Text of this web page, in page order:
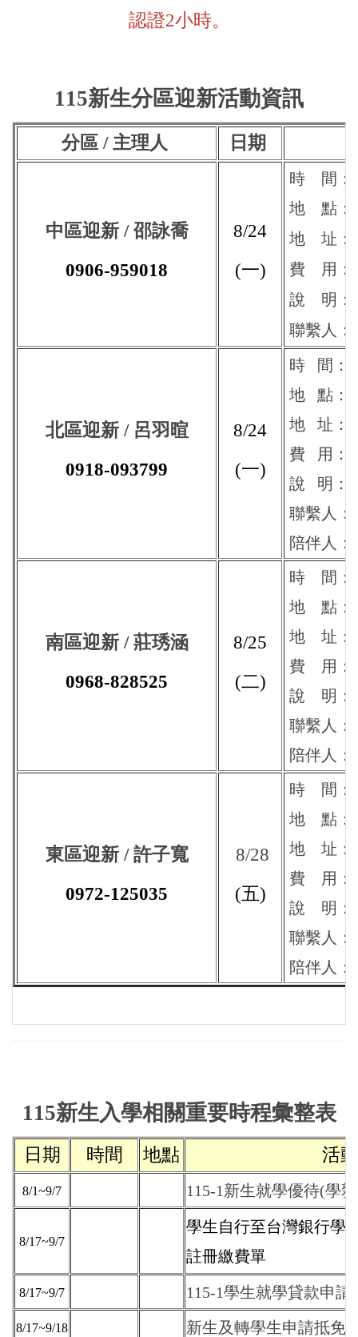
認證2小時。
115新生分區迎新活動資訊
分區 / 主理人 日期
中區迎新 / 邵詠喬
0906-959018
8/24
(一)
時 間：
地 點 ：
地 址：
費 用：
說 明：
聯繫人：
北區迎新 / 呂羽暄
0918-093799
8/24
(一)
時 間：
地 點 ：
地 址：
費 用：
說 明：
聯繫人：
陪伴人
南區迎新 / 莊琇涵
0968-828525
8/25
(二)
時 間：
地 點 ：
地 址：
費 用：
說 明：
聯繫人：
陪伴人
東區迎新 / 許子寬
0972-125035
8/28
(五)
時 間：
地 點 ：
地 址：
費 用：
說 明：
聯繫人：
陪伴人：
115新生入學相關重要時程彙整表
日期 時間 地點 活
8/1~9/7 115-1新生就學優待(學
8/17~9/7
學生自行至台灣銀行學
註冊繳費單
8/17~9/7 115-1學生就學貸款申請
8/17~9/18 新生及轉學生申請抵免